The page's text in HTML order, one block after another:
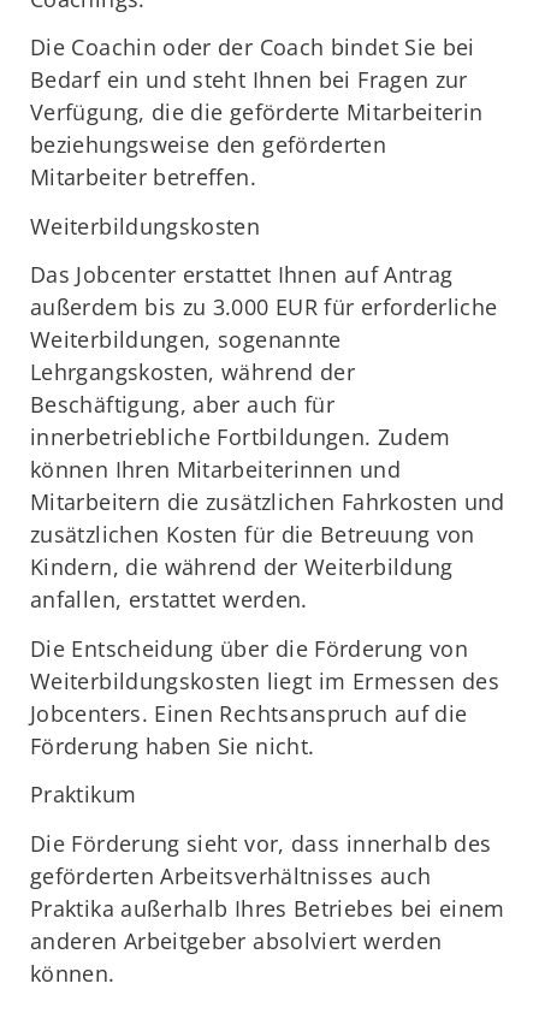
Die Coachin oder der Coach bindet Sie bei
Bedarf ein und steht Ihnen bei Fragen zur
Verfügung, die die geförderte Mitarbeiterin
beziehungsweise den geförderten
Mitarbeiter betreffen.
Weiterbildungskosten
Das Jobcenter erstattet Ihnen auf Antrag
außerdem bis zu 3.000 EUR für erforderliche
Weiterbildungen, sogenannte
Lehrgangskosten, während der
Beschäftigung, aber auch für
innerbetriebliche Fortbildungen. Zudem
können Ihren Mitarbeiterinnen und
Mitarbeitern die zusätzlichen Fahrkosten und
zusätzlichen Kosten für die Betreuung von
Kindern, die während der Weiterbildung
anfallen, erstattet werden.
Die Entscheidung über die Förderung von
Weiterbildungskosten liegt im Ermessen des
Jobcenters. Einen Rechtsanspruch auf die
Förderung haben Sie nicht.
Praktikum
Die Förderung sieht vor, dass innerhalb des
geförderten Arbeitsverhältnisses auch
Praktika außerhalb Ihres Betriebes bei einem
anderen Arbeitgeber absolviert werden
können.